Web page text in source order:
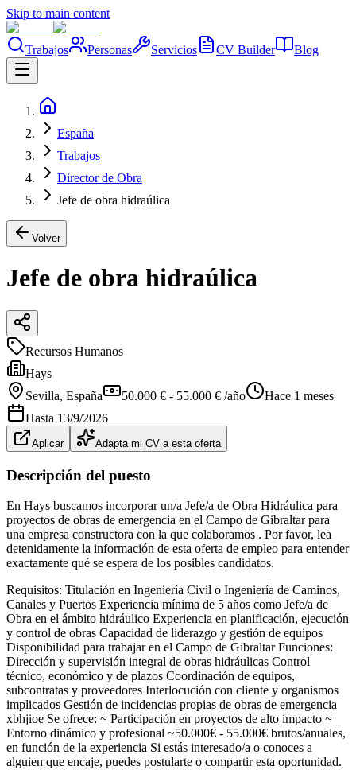
Skip to main content
Trabajos Personas Servicios CV Builder Blog
España
Trabajos
Director de Obra
Jefe de obra hidraúlica
Volver
Jefe de obra hidraúlica
Recursos Humanos
Hays
Sevilla, España 50.000 € - 55.000 € /año
Hace 1 meses
Hasta 13/9/2026
Aplicar Adapta mi CV a esta oferta
Descripción del puesto
En Hays buscamos incorporar un/a Jefe/a de Obra Hidráulica para
proyectos de obras de emergencia en el Campo de Gibraltar para
una empresa constructora con la que colaboramos . Por favor, lea
detenidamente la información de esta oferta de empleo para entender
exactamente qué se espera de los posibles candidatos.
Requisitos: Titulación en Ingeniería Civil o Ingeniería de Caminos,
Canales y Puertos Experiencia mínima de 5 años como Jefe/a de
Obra en el ámbito hidráulico Experiencia en planificación, ejecución
y control de obras Capacidad de liderazgo y gestión de equipos
Disponibilidad para trabajar en el Campo de Gibraltar Funciones:
Dirección y supervisión integral de obras hidráulicas Control
técnico, económico y de plazos Coordinación de equipos,
subcontratas y proveedores Interlocución con cliente y organismos
implicados Gestión de incidencias propias de obras de emergencia
xbhjioe Se ofrece: ~ Participación en proyectos de alto impacto ~
Entorno dinámico y profesional ~50.000€ - 55.000€ brutos/anuales,
en función de la experiencia Si estás interesado/a o conoces a
alguien que encaje, puedes postularte o compartir esta oportunidad.